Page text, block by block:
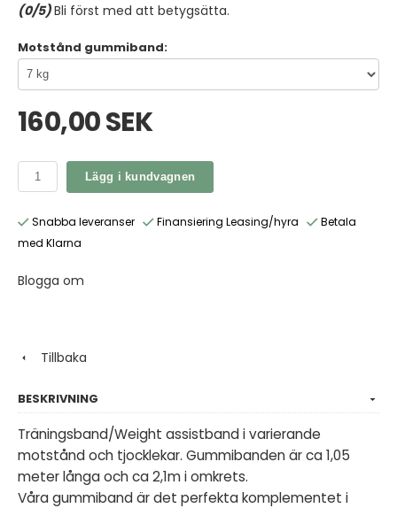
(0/5)Bli först med att betygsätta.
Motstånd gummiband:
160,00 SEK
Lägg i kundvagnen
Snabba leveranser Finansiering Leasing/hyra
Betala
med Klarna
Blogga om
Tillbaka
BESKRIVNING
Träningsband/Weight assistband i varierande
motstånd och tjocklekar. Gummibanden är ca 1,05
meter långa och ca 2,1m i omkrets.
Våra gummiband är det perfekta komplementet i